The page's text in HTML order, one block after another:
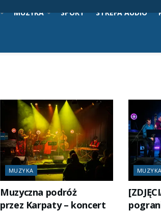
MUZYKA SPORT STREFA AUDIO
MUZYKA
Muzyczna podróż
przez Karpaty – koncert
MUZYKA